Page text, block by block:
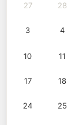
27 28
3 4
10 11
17 18
24 25